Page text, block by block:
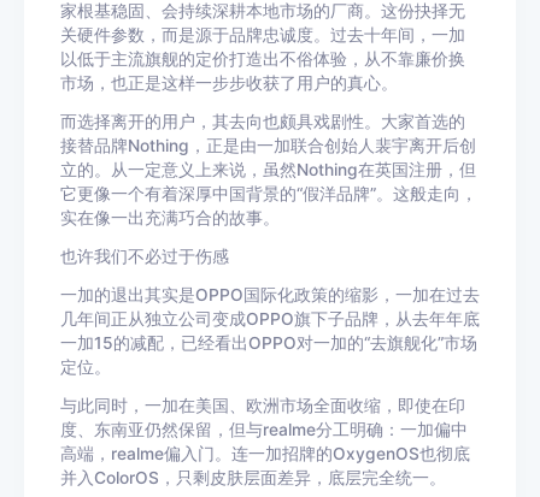
家根基稳固、会持续深耕本地市场的厂商。这份抉择无
关硬件参数，而是源于品牌忠诚度。过去十年间，一加
以低于主流旗舰的定价打造出不俗体验，从不靠廉价换
市场，也正是这样一步步收获了用户的真心。
而选择离开的用户，其去向也颇具戏剧性。大家首选的
接替品牌Nothing，正是由一加联合创始人 裴宇离开后创
立的。从一定意义上来说，虽然Nothing在英国注册，但
它更像一个有着深厚中国背景的“假洋品牌”。这般走向，
实在像一出充满巧合的故事。
也许我们不必过于伤感
一加的退出其实是OPPO国际化政策的缩影，一加在过去
几年间正从独立公司变成OPPO旗下子品牌，从去年年底
一加15的减配，已经看出OPPO对一加的“去旗舰化”市场
定位。
与此同时，一加在美国、欧洲市场全面收缩，即使在印
度、东南亚仍然保留，但与realme分工明确：一加偏中
高端，realme偏入门。连一加招牌的OxygenOS也彻底
并入 ColorOS ，只剩皮肤层面差异，底层完全统一。